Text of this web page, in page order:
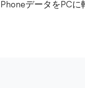
データをPCに